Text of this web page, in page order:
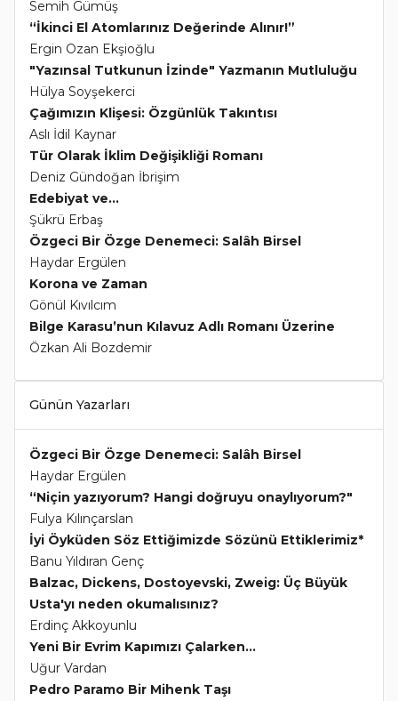
Semih Gümüş
“İkinci El Atomlarınız Değerinde Alınır!”
Ergin Ozan Ekşioğlu
"Yazınsal Tutkunun İzinde" Yazmanın Mutluluğu
Hülya Soyşekerci
Çağımızın Klişesi: Özgünlük Takıntısı
Aslı İdil Kaynar
Tür Olarak İklim Değişikliği Romanı
Deniz Gündoğan İbrişim
Edebiyat ve...
Şükrü Erbaş
Özgeci Bir Özge Denemeci: Salâh Birsel
Haydar Ergülen
Korona ve Zaman
Gönül Kıvılcım
Bilge Karasu’nun Kılavuz Adlı Romanı Üzerine
Özkan Ali Bozdemir
Günün Yazarları
Özgeci Bir Özge Denemeci: Salâh Birsel
Haydar Ergülen
“Niçin yazıyorum? Hangi doğruyu onaylıyorum?"
Fulya Kılınçarslan
İyi Öyküden Söz Ettiğimizde Sözünü Ettiklerimiz*
Banu Yıldıran Genç
Balzac, Dickens, Dostoyevski, Zweig: Üç Büyük
Usta'yı neden okumalısınız?
Erdinç Akkoyunlu
Yeni Bir Evrim Kapımızı Çalarken...
Uğur Vardan
Pedro Paramo Bir Mihenk Taşı